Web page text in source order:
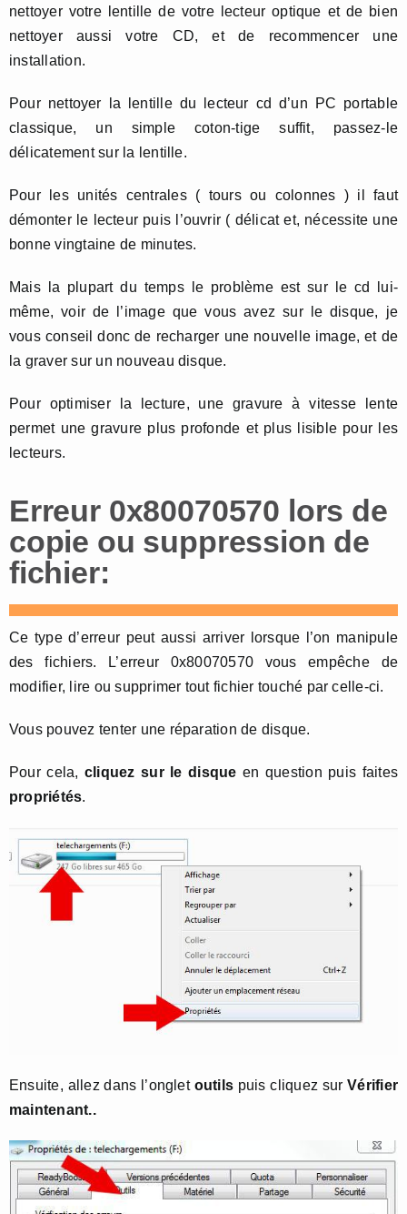
nettoyer votre lentille de votre lecteur optique et de bien
nettoyer aussi votre CD, et de recommencer une
installation.
Pour nettoyer la lentille du lecteur cd d’un PC portable
classique, un simple coton-tige suffit, passez-le
délicatement sur la lentille.
Pour les unités centrales ( tours ou colonnes ) il faut
démonter le lecteur puis l’ouvrir ( délicat et, nécessite une
bonne vingtaine de minutes.
Mais la plupart du temps le problème est sur le cd lui-
même, voir de l’image que vous avez sur le disque, je
vous conseil donc de recharger une nouvelle image, et de
la graver sur un nouveau disque.
Pour optimiser la lecture, une gravure à vitesse lente
permet une gravure plus profonde et plus lisible pour les
lecteurs.
Erreur 0x80070570 lors de
copie ou suppression de
fichier:
Ce type d’erreur peut aussi arriver lorsque l’on manipule
des fichiers. L’erreur 0x80070570 vous empêche de
modifier, lire ou supprimer tout fichier touché par celle-ci.
Vous pouvez tenter une réparation de disque.
Pour cela, cliquez sur le disque en question puis faites
propriétés.
Ensuite, allez dans l’onglet outils puis cliquez surVérifier
maintenant..